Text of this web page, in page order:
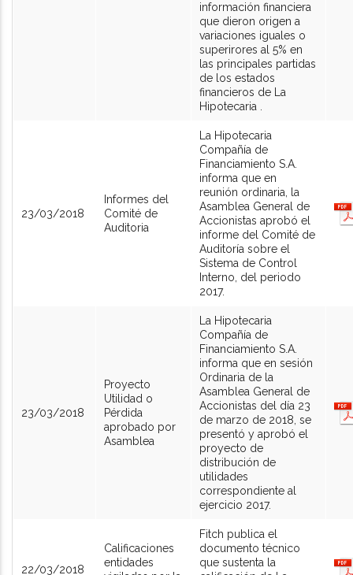
información financiera
que dieron origen a
variaciones iguales o
superirores al 5% en
las principales partidas
de los estados
financieros de La
Hipotecaria .
23/03/2018
Informes del
Comité de
Auditoria
La Hipotecaria
Compañía de
Financiamiento S.A.
informa que en
reunión ordinaria, la
Asamblea General de
Accionistas aprobó el
informe del Comité de
Auditoría sobre el
Sistema de Control
Interno, del periodo
2017.
23/03/2018
Proyecto
Utilidad o
Pérdida
aprobado por
Asamblea
La Hipotecaria
Compañía de
Financiamiento S.A.
informa que en sesión
Ordinaria de la
Asamblea General de
Accionistas del día 23
de marzo de 2018, se
presentó y aprobó el
proyecto de
distribución de
utilidades
correspondiente al
ejercicio 2017.
22/03/2018
Calificaciones
entidades
Fitch publica el
documento técnico
que sustenta la